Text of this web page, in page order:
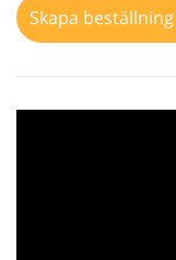
Skapa beställning